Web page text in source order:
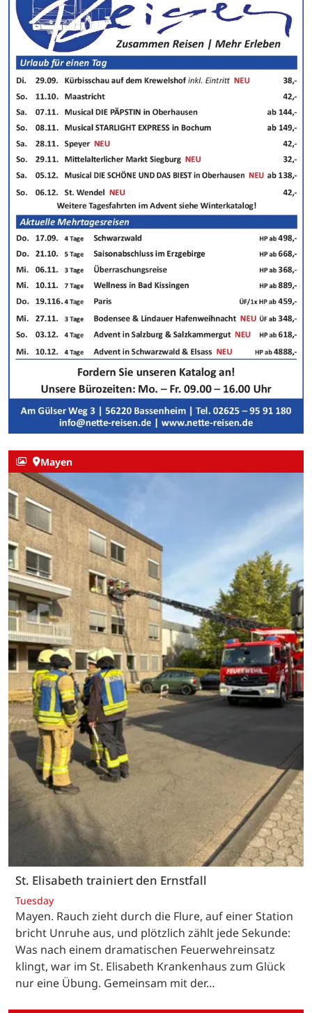
Mayen
St. Elisabeth trainiert den Ernstfall
Tuesday
Mayen. Rauch zieht durch die Flure, auf einer Station
bricht Unruhe aus, und plötzlich zählt jede Sekunde:
Was nach einem dramatischen Feuerwehreinsatz
klingt, war im St. Elisabeth Krankenhaus zum Glück
nur eine Übung. Gemeinsam mit der…